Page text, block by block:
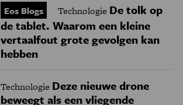
Eos Blogs Technologie De tolk op
de tablet. Waarom een kleine
vertaalfout grote gevolgen kan
hebben
Technologie Deze nieuwe drone
beweegt als een vliegende